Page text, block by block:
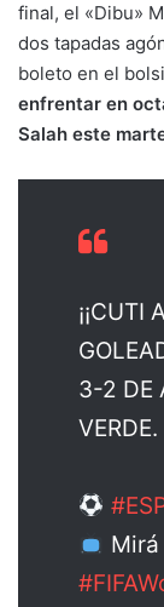
final, el «Dibu»
dos tapadas
boleto en el
enfrentar en
Salah este
¡¡CUTI
3-2 DE
VERDE.